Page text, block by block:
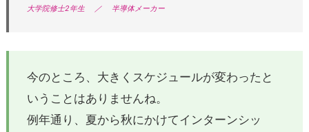
大学院修士2年生 ／ 半導体メーカー
今のところ、大きくスケジュールが変わったと
いうことはありませんね。
例年通り、夏から秋にかけてインターンシッ